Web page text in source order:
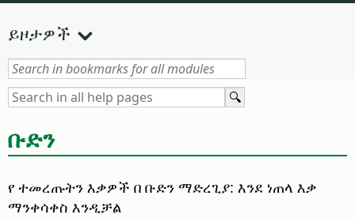
ይዞታዎች
ቡድን
የ ተመረጡትን እቃዎች በ ቡድን ማድረጊያ: እንደ ነጠላ እቃ
ማንቀሳቀስ እንዲቻል